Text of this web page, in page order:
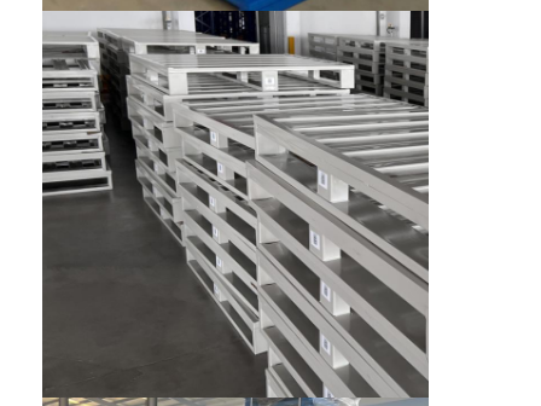
Mezzanine Rack
Stahlkonstruktions-Plattform
HDPEkunststoffpalette
Stahlpaletten
Aluminiumpaletten